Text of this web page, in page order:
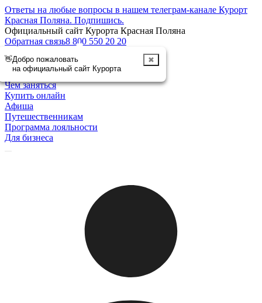
Ответы на любые вопросы в нашем телеграм-канале Курорт
Красная Поляна. Подпишись.
Официальный сайт Курорта Красная Поляна
Обратная связь8 800 550 20 20
👋Добро пожаловать
на официальный сайт Курорта
✖
Отменить
Курорт
Чем заняться
Купить онлайн
Афиша
Путешественникам
Программа лояльности
Для бизнеса